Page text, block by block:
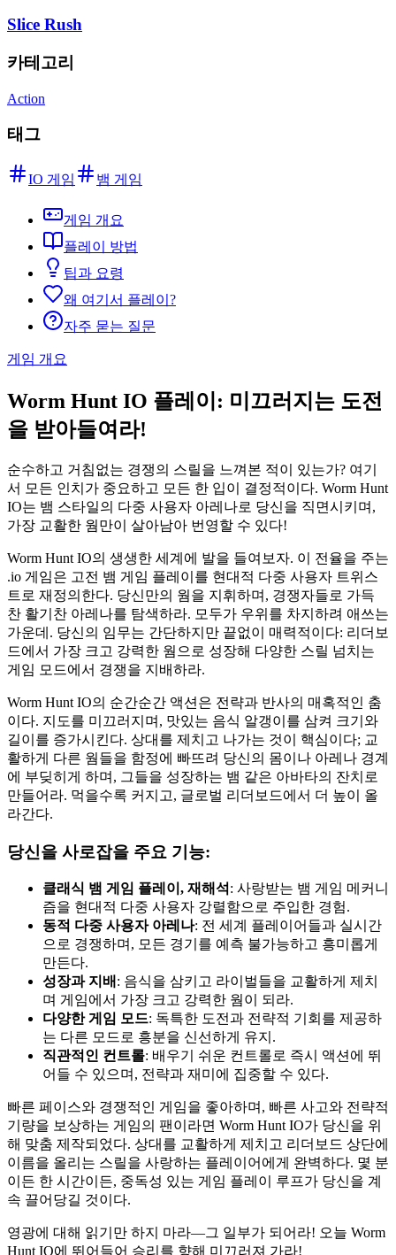
Slice Rush
카테고리
Action
태그
IO 게임 뱀 게임
게임 개요
플레이 방법
팁과 요령
왜 여기서 플레이?
자주 묻는 질문
게임 개요
Worm Hunt IO 플레이: 미끄러지는 도전
을 받아들여라!
순수하고 거침없는 경쟁의 스릴을 느껴본 적이 있는가? 여기
서 모든 인치가 중요하고 모든 한 입이 결정적이다. Worm Hunt
IO는 뱀 스타일의 다중 사용자 아레나로 당신을 직면시키며,
가장 교활한 웜만이 살아남아 번영할 수 있다!
Worm Hunt IO의 생생한 세계에 발을 들여보자. 이 전율을 주는
.io 게임은 고전 뱀 게임 플레이를 현대적 다중 사용자 트위스
트로 재정의한다. 당신만의 웜을 지휘하며, 경쟁자들로 가득
찬 활기찬 아레나를 탐색하라. 모두가 우위를 차지하려 애쓰는
가운데. 당신의 임무는 간단하지만 끝없이 매력적이다: 리더보
드에서 가장 크고 강력한 웜으로 성장해 다양한 스릴 넘치는
게임 모드에서 경쟁을 지배하라.
Worm Hunt IO의 순간순간 액션은 전략과 반사의 매혹적인 춤
이다. 지도를 미끄러지며, 맛있는 음식 알갱이를 삼켜 크기와
길이를 증가시킨다. 상대를 제치고 나가는 것이 핵심이다; 교
활하게 다른 웜들을 함정에 빠뜨려 당신의 몸이나 아레나 경계
에 부딪히게 하며, 그들을 성장하는 뱀 같은 아바타의 잔치로
만들어라. 먹을수록 커지고, 글로벌 리더보드에서 더 높이 올
라간다.
당신을 사로잡을 주요 기능:
클래식 뱀 게임 플레이, 재해석 : 사랑받는 뱀 게임 메커니
즘을 현대적 다중 사용자 강렬함으로 주입한 경험.
동적 다중 사용자 아레나: 전 세계 플레이어들과 실시간
으로 경쟁하며, 모든 경기를 예측 불가능하고 흥미롭게
만든다.
성장과 지배 : 음식을 삼키고 라이벌들을 교활하게 제치
며 게임에서 가장 크고 강력한 웜이 되라.
다양한 게임 모드: 독특한 도전과 전략적 기회를 제공하
는 다른 모드로 흥분을 신선하게 유지.
직관적인 컨트롤: 배우기 쉬운 컨트롤로 즉시 액션에 뛰
어들 수 있으며, 전략과 재미에 집중할 수 있다.
빠른 페이스와 경쟁적인 게임을 좋아하며, 빠른 사고와 전략적
기량을 보상하는 게임의 팬이라면 Worm Hunt IO가 당신을 위
해 맞춤 제작되었다. 상대를 교활하게 제치고 리더보드 상단에
이름을 올리는 스릴을 사랑하는 플레이어에게 완벽하다. 몇 분
이든 한 시간이든, 중독성 있는 게임 플레이 루프가 당신을 계
속 끌어당길 것이다.
영광에 대해 읽기만 하지 마라—그 일부가 되어라! 오늘 Worm
Hunt IO에 뛰어들어 승리를 향해 미끄러져 가라!